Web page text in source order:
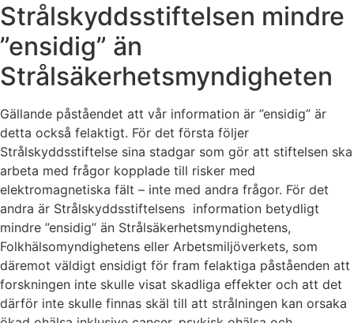
Strålskyddsstiftelsen mindre
”ensidig” än
Strålsäkerhetsmyndigheten
Gällande påståendet att vår information är ”ensidig” är
detta också felaktigt. För det första följer
Strålskyddsstiftelse sina stadgar som gör att stiftelsen ska
arbeta med frågor kopplade till risker med
elektromagnetiska fält – inte med andra frågor. För det
andra är Strålskyddsstiftelsens information betydligt
mindre ”ensidig” än Strålsäkerhetsmyndighetens,
Folkhälsomyndighetens eller Arbetsmiljöverkets, som
däremot väldigt ensidigt för fram felaktiga påståenden att
forskningen inte skulle visat skadliga effekter och att det
därför inte skulle finnas skäl till att strålningen kan orsaka